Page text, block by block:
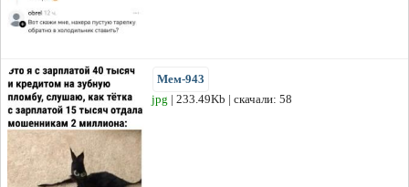
Мем-943
jpg | 233.49Kb | скачали: 58